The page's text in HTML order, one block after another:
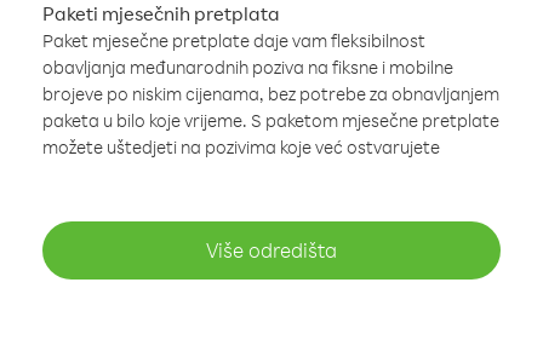
Paketi mjesečnih pretplata
Paket mjesečne pretplate daje vam fleksibilnost
obavljanja međunarodnih poziva na fiksne i mobilne
brojeve po niskim cijenama, bez potrebe za obnavljanjem
paketa u bilo koje vrijeme. S paketom mjesečne pretplate
možete uštedjeti na pozivima koje već ostvarujete
Više odredišta